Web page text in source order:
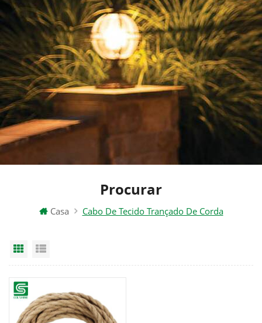
Procurar
Casa Cabo De Tecido Trançado De Corda
Grid View